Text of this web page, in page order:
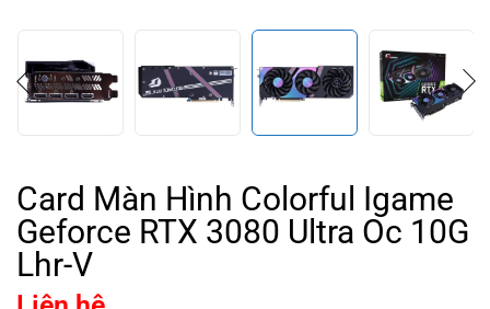
Card Màn Hình Colorful Igame
Geforce RTX 3080 Ultra Oc 10G
Lhr-V